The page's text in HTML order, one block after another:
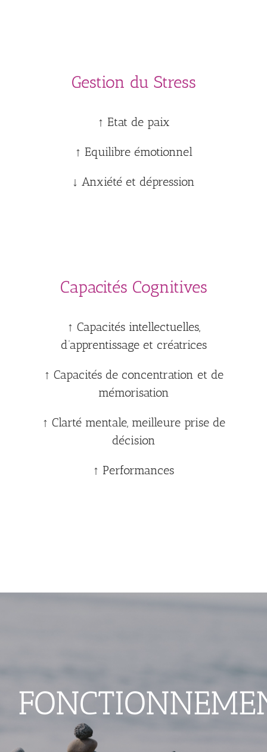
Gestion du Stress
↑ Etat de paix
↑ Equilibre émotionnel
↓ Anxiété et dépression
Capacités Cognitives
↑ Capacités intellectuelles,
d’apprentissage et créatrices
↑ Capacités de concentration et de
mémorisation
↑ Clarté mentale, meilleure prise de
décision
↑ Performances